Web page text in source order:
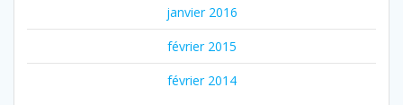
janvier 2016
février 2015
février 2014